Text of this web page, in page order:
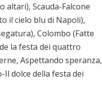
altari), Scauda-Falcone
il cielo blu di Napoli),
Colombo (Fatte
la festa dei quattro
Aspettando speranza,
dolce della festa dei